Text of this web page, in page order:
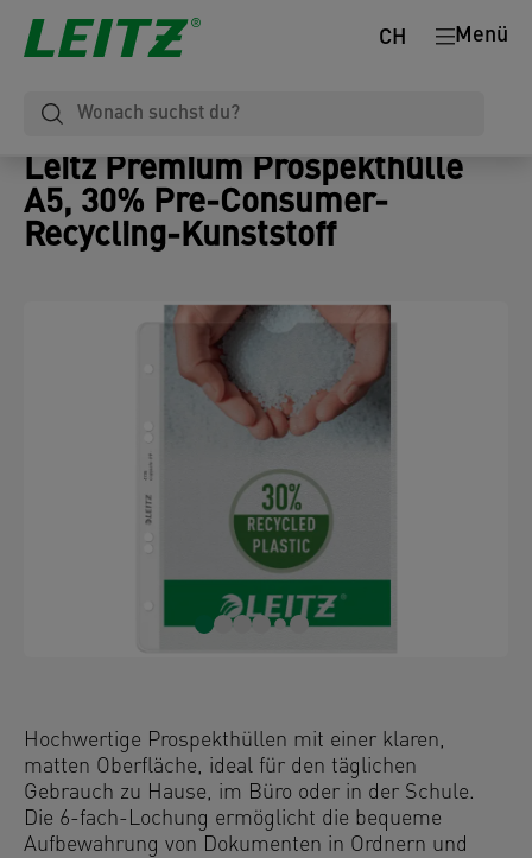
Menü
CH
Leitz Premium Prospekthülle
A5, 30% Pre-Consumer-
Recycling-Kunststoff
Hochwertige Prospekthüllen mit einer klaren,
matten Oberfläche, ideal für den täglichen
Gebrauch zu Hause, im Büro oder in der Schule.
Die 6-fach-Lochung ermöglicht die bequeme
Aufbewahrung von Dokumenten in Ordnern und